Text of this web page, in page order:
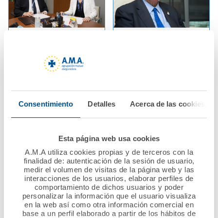
Consentimiento Detalles Acerca de las cookies
Esta página web usa cookies
A.M.A utiliza cookies propias y de terceros con la
finalidad de: autenticación de la sesión de usuario,
medir el volumen de visitas de la página web y las
interacciones de los usuarios, elaborar perfiles de
comportamiento de dichos usuarios y poder
personalizar la información que el usuario visualiza
en la web así como otra información comercial en
base a un perfil elaborado a partir de los hábitos de
AMA Vida firma póliza
colectiva de Vida con
d'Infermeres i
Infermers de
Nacional Mutualista
Solidario, dotado con
Ver noticia